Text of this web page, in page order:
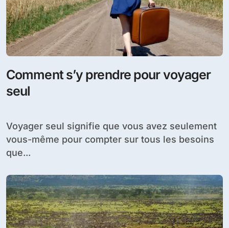
Comment s’y prendre pour voyager
seul
Voyager seul signifie que vous avez seulement
vous-même pour compter sur tous les besoins
que...